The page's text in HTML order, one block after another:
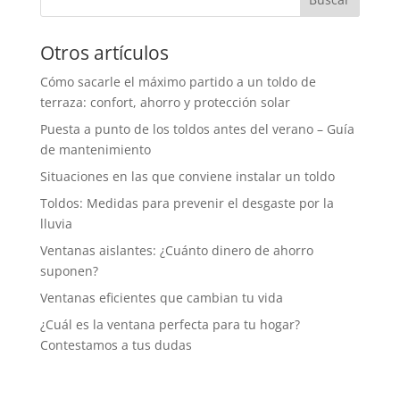
Otros artículos
Cómo sacarle el máximo partido a un toldo de
terraza: confort, ahorro y protección solar
Puesta a punto de los toldos antes del verano – Guía
de mantenimiento
Situaciones en las que conviene instalar un toldo
Toldos: Medidas para prevenir el desgaste por la
lluvia
Ventanas aislantes: ¿Cuánto dinero de ahorro
suponen?
Ventanas eficientes que cambian tu vida
¿Cuál es la ventana perfecta para tu hogar?
Contestamos a tus dudas